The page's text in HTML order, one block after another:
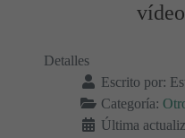
Detalles
Escrito por:
Categoría:
Última